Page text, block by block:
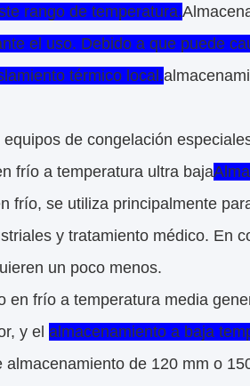
rango de temperatura.
el uso. Debido a que puede
térmico local.
equipos de congelación
frío a temperatura ultra baja
frío, se utiliza principalmente
y tratamiento médico. En
un poco menos.
en frío a temperatura media
y el almacenamiento a baja
almacenamiento de 120 mm o